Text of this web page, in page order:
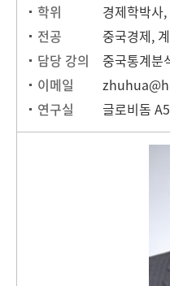
학위
경제학박사
전공
중국경제,
담당 강의
중국통계분
이메일
연구실
글로비돔